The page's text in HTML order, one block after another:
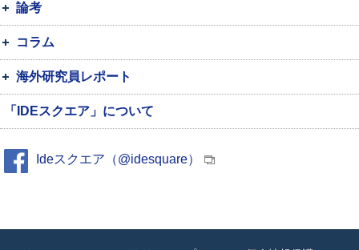
論考
コラム
海外研究員レポート
「IDEスクエア」について
Ideスクエア（@idesquare）